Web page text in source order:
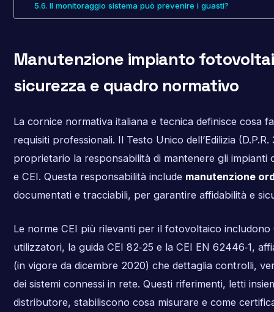
Il monitoraggio sistema può prevenire i guasti?
Manutenzione impianto
sicurezza e quadro normativo
La cornice normativa italiana e tecnica definisce cosa
requisiti professionali. Il Testo Unico dell’Edilizia
proprietario la responsabilità di mantenere gli impianti
e CEI. Questa responsabilità include manutenzione
documentati e tracciabili, per garantire affidabilità e
Le norme CEI più rilevanti per il fotovoltaico includono
utilizzatori, la guida CEI 82‑25 e la CEI EN 62446‑1,
(in vigore da dicembre 2020) che dettaglia controlli,
dei sistemi connessi in rete. Questi riferimenti, letti
distributore, stabiliscono cosa misurare e come